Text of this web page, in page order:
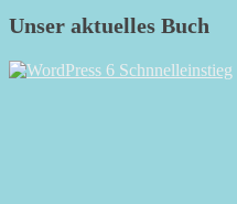
Unser aktuelles Buch